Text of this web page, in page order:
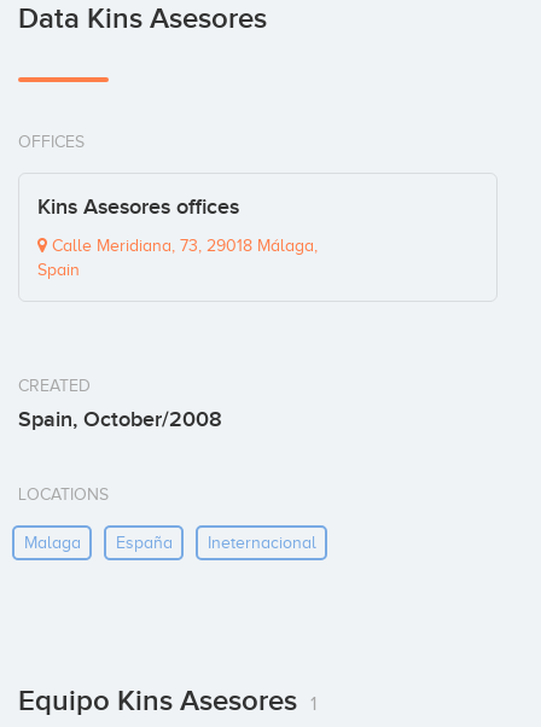
Data Kins Asesores
OFFICES
Kins Asesores offices
Calle Meridiana, 73, 29018 Málaga,
Spain
CREATED
Spain, October/2008
LOCATIONS
Malaga España Ineternacional
Equipo Kins Asesores 1